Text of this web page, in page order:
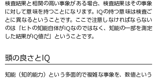
検査結果と相関の高い事象がある場合、検査結果はその事象
に対して意味を持つことになります。IQの持つ意味は検査ご
とに異なるということです。ここで注意しなければならない
のは「ヒトの知能自体がIQなのではなく、知能の一部を測定
した結果がIQ値だ」ということです。
頭の良さとIQ
知能（知的能力）という多面的で複雑な事象を、数値という